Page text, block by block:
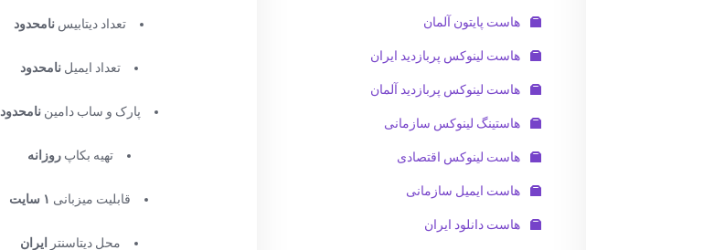
هاست پایتون آلمان
هاست لینوکس پربازدید ایران
هاست لینوکس پربازدید آلمان
هاستینگ لینوکس سازمانی
هاست لینوکس اقتصادی
هاست ایمیل سازمانی
هاست دانلود ایران
تعداد دیتابیس نامحدود
تعداد ایمیلنامحدود
پارک و ساب دامیننامحدود
تهیه بکاپروزانه
قابلیت میزبانی ۱ سایت
محل دیتاسنتر ایران